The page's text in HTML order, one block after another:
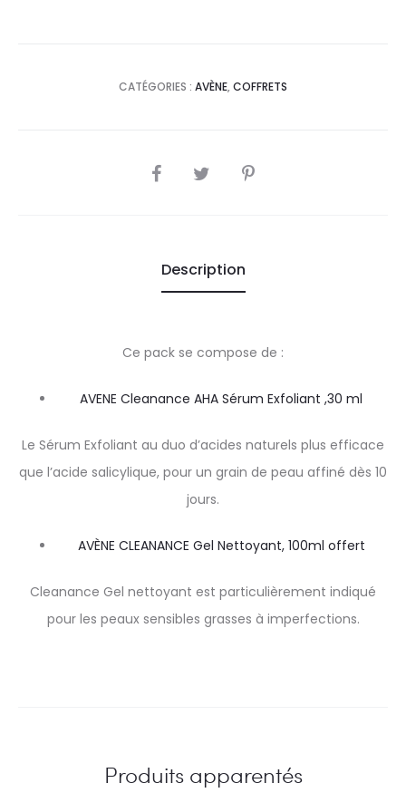
CATÉGORIES : AVÈNE, COFFRETS
SHARE
Description
Ce pack se compose de :
AVENE Cleanance AHA Sérum Exfoliant ,30 ml
Le Sérum Exfoliant au duo d’acides naturels plus efficace
que l’acide salicylique, pour un grain de peau affiné dès 10
jours.
AVÈNE CLEANANCE Gel Nettoyant, 100ml offert
Cleanance Gel nettoyant est particulièrement indiqué
pour les peaux sensibles grasses à imperfections.
Produits apparentés